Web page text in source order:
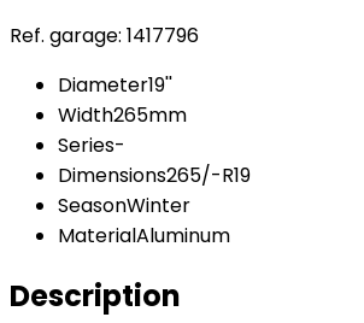
Ref. garage: 1417796
Diameter19''
Width265mm
Series-
Dimensions265/-R19
SeasonWinter
MaterialAluminum
Description